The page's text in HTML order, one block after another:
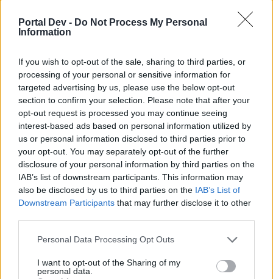
Portal Dev - Do Not Process My Personal
Information
If you wish to opt-out of the sale, sharing to third parties, or
processing of your personal or sensitive information for
targeted advertising by us, please use the below opt-out
section to confirm your selection. Please note that after your
opt-out request is processed you may continue seeing
interest-based ads based on personal information utilized by
us or personal information disclosed to third parties prior to
your opt-out. You may separately opt-out of the further
disclosure of your personal information by third parties on the
IAB’s list of downstream participants. This information may
also be disclosed by us to third parties on the IAB’s List of
Downstream Participants that may further disclose it to other
Personal Data Processing Opt Outs
I want to opt-out of the Sharing of my
personal data.
kann mir wer beantworten wann dfer falsche gnob kommt
9 April 2015
Armando
Forenhalbgott
Das Event an sich finde ich wieder gelungen, insbesondere
weil es viel Abwechslung gibt und man an unterschiedlichen
Stellen um Fortschritt/Drops spielen kann. Dass dazu viele
verschiedene Perlen/Splitter/Marken
/Questitems/Schlüssel benötigt werden, nervt ein bissl
(wegen chronischer Inventarverstopfung), aber naja...
Jedenfalls muss man so auch mal ein bisschen strategisch
planen, was man wann braucht und macht, das finde ich
Premium Andermant kostet, hat mich sehr geärgert. Der
Hauptvorteil, für den ich mein aktuelles Paket Mitte März